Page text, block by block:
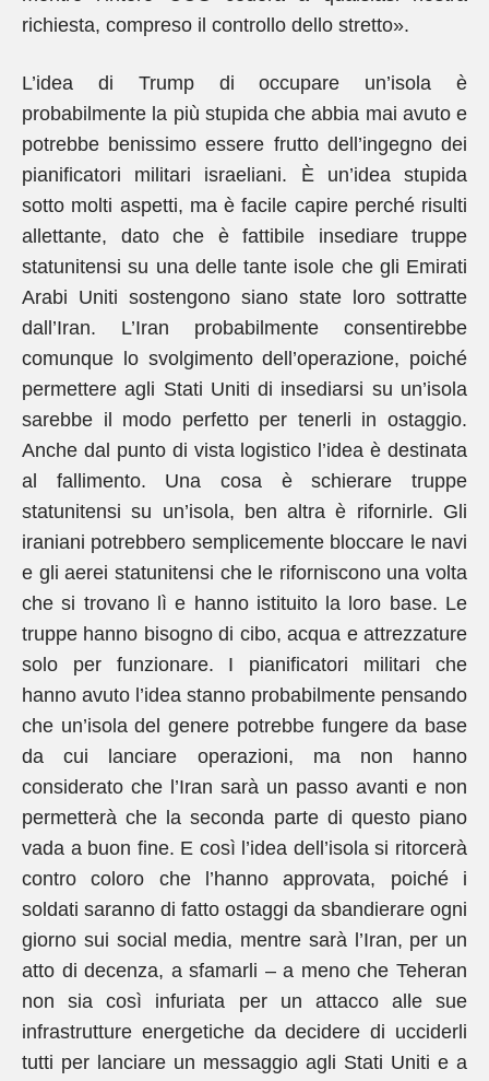
richiesta, compreso il controllo dello stretto».
L’idea di Trump di occupare un’isola è
probabilmente la più stupida che abbia mai avuto e
potrebbe benissimo essere frutto dell’ingegno dei
pianificatori militari israeliani. È un’idea stupida
sotto molti aspetti, ma è facile capire perché risulti
allettante, dato che è fattibile insediare truppe
statunitensi su una delle tante isole che gli Emirati
Arabi Uniti sostengono siano state loro sottratte
dall’Iran. L’Iran probabilmente consentirebbe
comunque lo svolgimento dell’operazione, poiché
permettere agli Stati Uniti di insediarsi su un’isola
sarebbe il modo perfetto per tenerli in ostaggio.
Anche dal punto di vista logistico l’idea è destinata
al fallimento. Una cosa è schierare truppe
statunitensi su un’isola, ben altra è rifornirle. Gli
iraniani potrebbero semplicemente bloccare le navi
e gli aerei statunitensi che le riforniscono una volta
che si trovano lì e hanno istituito la loro base. Le
truppe hanno bisogno di cibo, acqua e attrezzature
solo per funzionare. I pianificatori militari che
hanno avuto l’idea stanno probabilmente pensando
che un’isola del genere potrebbe fungere da base
da cui lanciare operazioni, ma non hanno
considerato che l’Iran sarà un passo avanti e non
permetterà che la seconda parte di questo piano
vada a buon fine. E così l’idea dell’isola si ritorcerà
contro coloro che l’hanno approvata, poiché i
soldati saranno di fatto ostaggi da sbandierare ogni
giorno sui social media, mentre sarà l’Iran, per un
atto di decenza, a sfamarli – a meno che Teheran
non sia così infuriata per un attacco alle sue
infrastrutture energetiche da decidere di ucciderli
tutti per lanciare un messaggio agli Stati Uniti e a